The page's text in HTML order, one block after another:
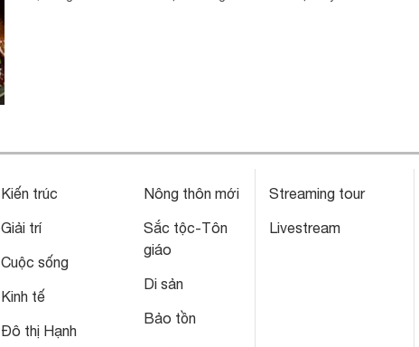
Kiến trúc
Giải trí
Cuộc sống
Kinh tế
Đô thị Hạnh
Nông thôn mới
Sắc tộc-Tôn
giáo
Di sản
Bảo tồn
Streaming tour
Livestream